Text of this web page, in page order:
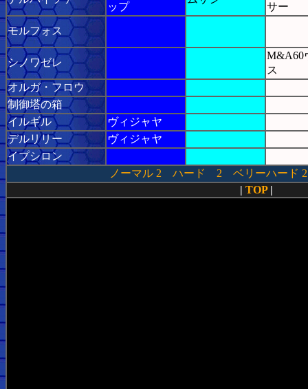
ップ
サー
モルフォス
シノワゼレ
M&A60
ス
オルガ・フロウ
制御塔の箱
イルギル
ヴィジャヤ
デルリリー
ヴィジャヤ
イプシロン
ノーマル 2 ハード 2 ベリーハード 2
| TOP|